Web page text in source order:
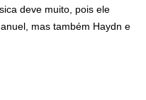
deve muito, pois ele
mas também Haydn e